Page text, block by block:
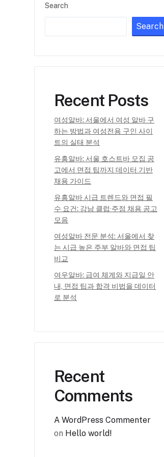
Search
Search
Recent Posts
여성알바: 서울에서 여성 알바 구
하는 방법과 여성전용 구인 사이
트의 실태 분석
유흥알바: 서울 호스트바 모집 공
고에서 면접 팁까지 데이터 기반
채용 가이드
유흥알바 시급 트렌드와 면접 필
수 요건: 강남 클럽·주점 채용 공고
모음
여성알바 전문 분석: 서울에서 찾
는 시급 높은 주부 알바와 면접 팁
비교
여우알바: 급여 체계와 지급일 안
내, 면접 팁과 합격 비법을 데이터
로 분석
Recent
Comments
A WordPress Commenter
on Hello world!